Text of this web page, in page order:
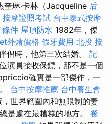
奎琳·卡林（Jacqueline 后
按摩證照考試 台中泰式按摩
條件 屋頂防水 1982年，傑
外燴價格 假牙費用 北投 按
侶時，他第三次結婚。 記
演員接收保鏢，那不是一個
確實是一部傑作，一
台中按摩推薦 台中養生會
世界範圍內和無限制的妻
是處在最糟糕的地方。 餐